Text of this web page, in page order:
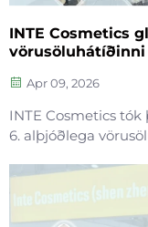
INTE Cosmetics
Apr 09, 2026
INTE Cosmetics
6. alþjóðlega
húðvörnum og
djúpum sérfræði í
sýndum við fram á...